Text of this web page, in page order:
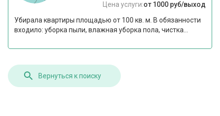
Цена услуги:от 1000 руб/выход
Убирала квартиры площадью от 100 кв. м. В обязанности
входило: уборка пыли, влажная уборка пола, чистка...
Вернуться к поиску